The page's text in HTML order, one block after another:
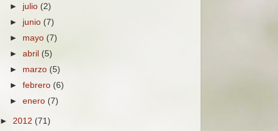
► julio (2)
► junio (7)
► mayo (7)
►abril (5)
► marzo (5)
►febrero (6)
►enero (7)
► 2012 (71)